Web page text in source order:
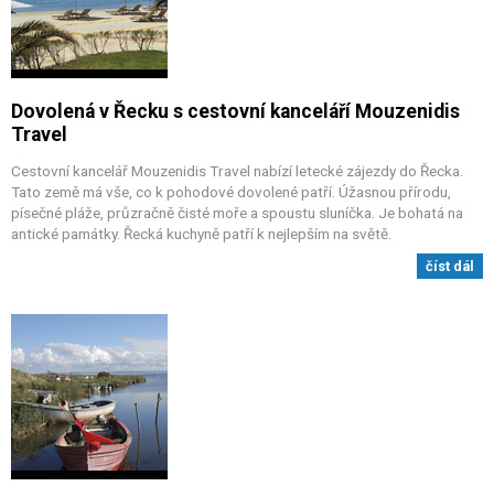
Dovolená v Řecku s cestovní kanceláří Mouzenidis
Travel
Cestovní kancelář Mouzenidis Travel nabízí letecké zájezdy do Řecka.
Tato země má vše, co k pohodové dovolené patří. Úžasnou přírodu,
písečné pláže, průzračně čisté moře a spoustu sluníčka. Je bohatá na
antické památky. Řecká kuchyně patří k nejlepším na světě.
číst dál